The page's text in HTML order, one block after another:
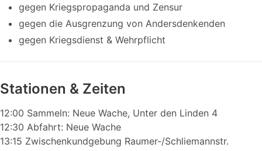
gegen Kriegspropaganda und Zensur
gegen die Ausgrenzung von Andersdenkenden
gegen Kriegsdienst & Wehrpflicht
Stationen & Zeiten
12:00 Sammeln: Neue Wache, Unter den Linden 4
12:30 Abfahrt: Neue Wache
13:15 Zwischenkundgebung Raumer-/Schliemannstr.